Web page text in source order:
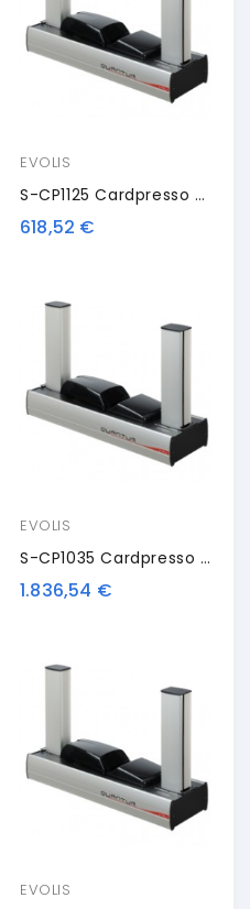
EVOLIS
S-CP1125 Cardpresso Upgrade License, XS - XL
618,52 €
EVOLIS
S-CP1035 Cardpresso Upgrade License, XXS - XXL
1.836,54 €
EVOLIS